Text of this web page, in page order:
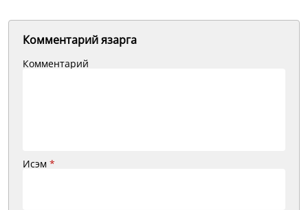
Комментарий язарга
Комментарий
Исэм *